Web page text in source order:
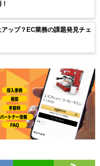
ップ？EC業務の課題発見チェ